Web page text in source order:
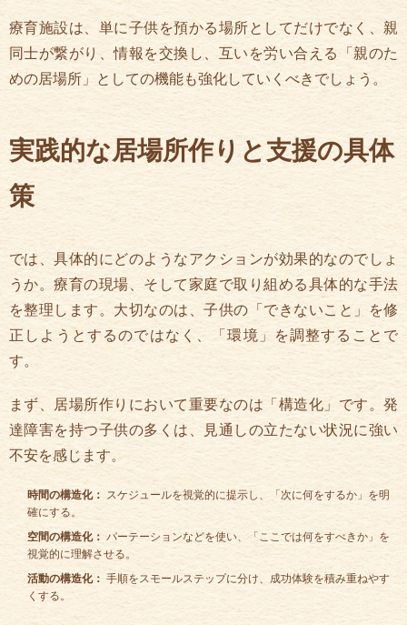
療育施設は、単に子供を預かる場所としてだけでなく、親
同士が繋がり、情報を交換し、互いを労い合える「親のた
めの居場所」としての機能も強化していくべきでしょう。
実践的な居場所作りと支援の具体
策
では、具体的にどのようなアクションが効果的なのでしょ
うか。療育の現場、そして家庭で取り組める具体的な手法
を整理します。大切なのは、子供の「できないこと」を修
正しようとするのではなく、「環境」を調整することで
す。
まず、居場所作りにおいて重要なのは「構造化」です。発
達障害を持つ子供の多くは、見通しの立たない状況に強い
不安を感じます。
時間の構造化： スケジュールを視覚的に提示し、「次に何をするか」を明
確にする。
空間の構造化： パーテーションなどを使い、「ここでは何をすべきか」を
視覚的に理解させる。
活動の構造化： 手順をスモールステップに分け、成功体験を積み重ねやす
くする。